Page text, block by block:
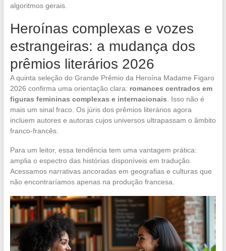
algoritmos gerais.
Heroínas complexas e vozes
estrangeiras: a mudança dos
prêmios literários 2026
A quinta seleção do Grande Prêmio da Heroína Madame Figaro
2026 confirma uma orientação clara: romances centrados em
figuras femininas complexas e internacionais . Isso não é
mais um sinal fraco. Os júris dos prêmios literários agora
incluem autores e autoras cujos universos ultrapassam o âmbito
franco-francês.
Para um leitor, essa tendência tem uma vantagem prática:
amplia o espectro das histórias disponíveis em tradução.
Acessamos narrativas ancoradas em geografias e culturas que
não encontraríamos apenas na produção francesa.